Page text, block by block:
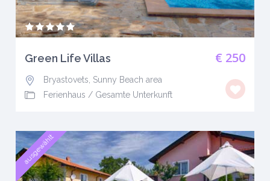
€ 250
Green Life Villas
Bryastovets, Sunny Beach area
Ferienhaus / Gesamte Unterkunft
ausgewählt